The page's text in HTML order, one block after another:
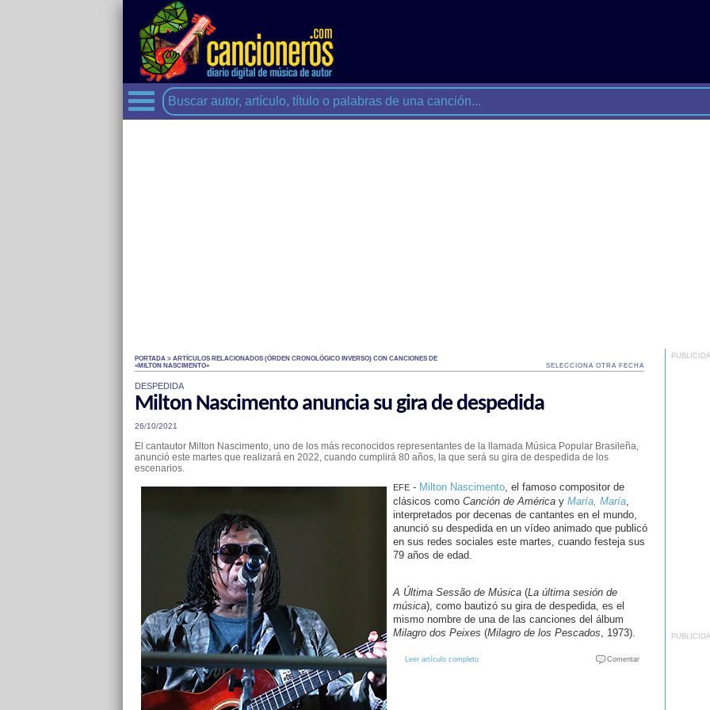
PORTADA > ARTÍCULOS RELACIONADOS (ÓRDEN CRONOLÓGICO INVERSO) CON CANCIONES DE
«MILTON NASCIMENTO»
SELECCIONA OTRA FECHA
DESPEDIDA
Milton Nascimento anuncia su gira de despedida
26/10/2021
El cantautor Milton Nascimento, uno de los más reconocidos representantes de la llamada Música Popular Brasileña,
anunció este martes que realizará en 2022, cuando cumplirá 80 años, la que será su gira de despedida de los
escenarios.
EFE- Milton Nascimento, el famoso compositor de
clásicos como Canción de Américay María, María,
interpretados por decenas de cantantes en el mundo,
anunció su despedida en un vídeo animado que publicó
en sus redes sociales este martes, cuando festeja sus
79 años de edad.
A Última Sessão de Música(La última sesión de
música), como bautizó su gira de despedida, es el
mismo nombre de una de las canciones del álbum
Milagro dos Peixes (Milagro de los Pescados, 1973).
Leer artículo completo Comentar